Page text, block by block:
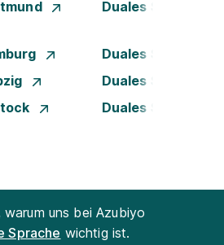
Duales Studium
Duales Studium
Duales Studium
Duales Studium
uns bei Azubiyo
Sprache wichtig ist.